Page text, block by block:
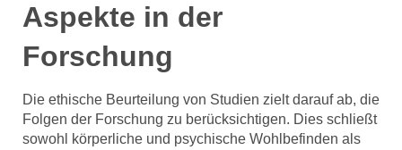
Aspekte in der
Forschung
Die ethische Beurteilung von Studien zielt darauf ab, die
Folgen der Forschung zu berücksichtigen. Dies schließt
sowohl körperliche und psychische Wohlbefinden als